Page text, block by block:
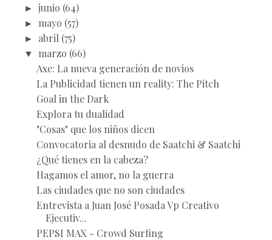
► junio (64)
► mayo (57)
► abril (75)
▼ marzo (66)
Axe: La nueva generación de novios
La Publicidad tienen un reality: The Pitch
Goal in the Dark
Explora tu dualidad
"Cosas" que los niños dicen
Convocatoria al desnudo de Saatchi & Saatchi
¿Qué tienes en la cabeza?
Hagamos el amor, no la guerra
Las ciudades que no son ciudades
Entrevista a Juan José Posada Vp Creativo
Ejecutiv...
PEPSI MAX - Crowd Surfing